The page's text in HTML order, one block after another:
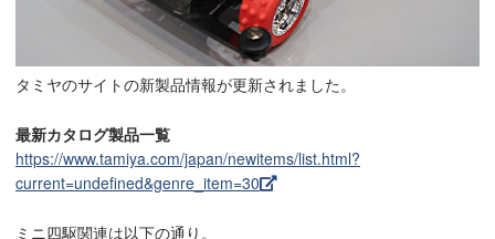
タミヤのサイトの新製品情報が更新されました。
最新カタログ製品一覧
https://www.tamiya.com/japan/newitems/list.html?
current=undefined&genre_item=30
ミニ四駆関連は以下の通り。